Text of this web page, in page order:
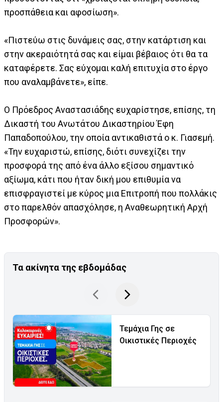
προσπάθεια και αφοσίωση».
«Πιστεύω στις δυνάμεις σας, στην κατάρτιση και
στην ακεραιότητά σας και είμαι βέβαιος ότι θα τα
καταφέρετε. Σας εύχομαι καλή επιτυχία στο έργο
που αναλαμβάνετε», είπε.
Ο Πρόεδρος Αναστασιάδης ευχαρίστησε, επίσης, τη
Δικαστή του Ανωτάτου Δικαστηρίου Έφη
Παπαδοπούλου, την οποία αντικαθιστά ο κ. Γιασεμή.
«Την ευχαριστώ, επίσης, διότι συνεχίζει την
προσφορά της από ένα άλλο εξίσου σημαντικό
αξίωμα, κάτι που ήταν δική μου επιθυμία να
επισφραγιστεί με κύρος μια Επιτροπή που πολλάκις
στο παρελθόν απασχόλησε, η Αναθεωρητική Αρχή
Προσφορών».
Τα ακίνητα της εβδομάδας
Τεμάχια Γης σε
Οικιστικές Περιοχές